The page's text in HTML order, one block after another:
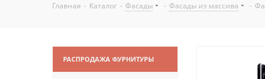
Главная - Каталог - Фасады - Фасады из массива -
РАСПРОДАЖА ФУРНИТУРЫ